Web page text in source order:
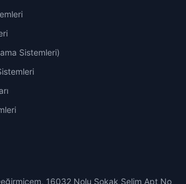
Sistemleri)
16032 Nolu Sokak Selim Apt No